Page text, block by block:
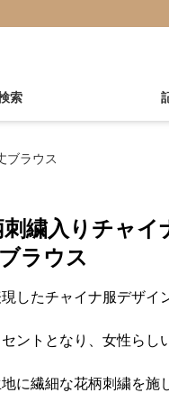
索
ブラウス
繍入りチャイ
ラウス
したチャイナ服デザイ
ントとなり、女性らし
に繊細な花柄刺繍を施